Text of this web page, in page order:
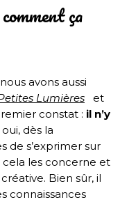
ça
avons aussi
Lumières
et
constat : il n’y
oui, dès la
de s’exprimer sur
cela les concerne et
Bien sûr, il
connaissances